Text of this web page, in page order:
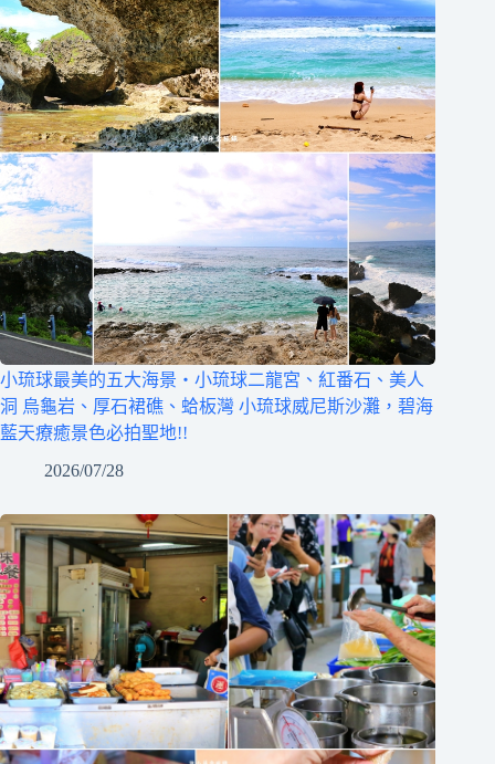
小琉球最美的五大海景‧小琉球二龍宮、紅番石、美人
洞 烏龜岩、厚石裙礁、蛤板灣 小琉球威尼斯沙灘，碧海
藍天療癒景色必拍聖地!!
2026/07/28